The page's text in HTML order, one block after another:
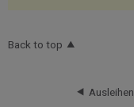
Back to top
Ausleihen